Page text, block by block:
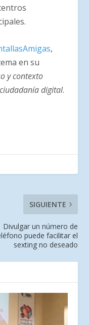
,
en su
y contexto
digital.
SIGUIENTE
Divulgar un número de
puede facilitar el
sexting no deseado